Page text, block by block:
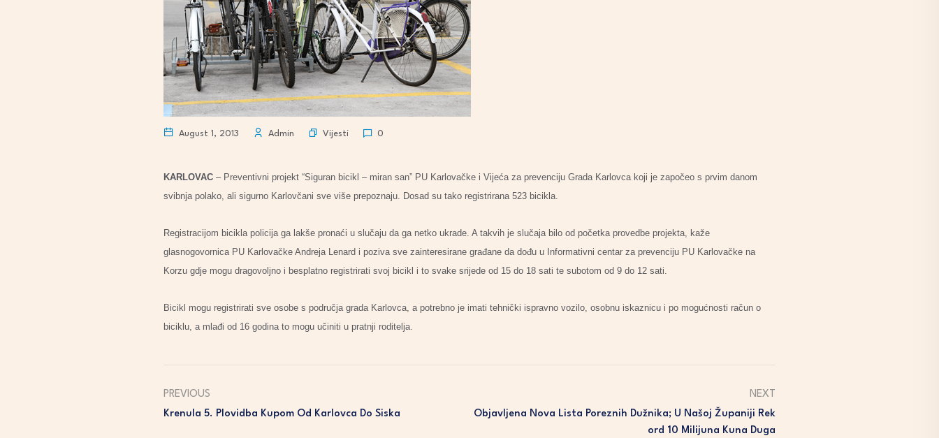
August 1, 2013 Admin Vijesti 0
KARLOVAC – Preventivni projekt “Siguran bicikl – miran san” PU Karlovačke i Vijeća za prevenciju Grada Karlovca koji je započeo s prvim danom
svibnja polako, ali sigurno Karlovčani sve više prepoznaju. Dosad su tako registrirana 523 bicikla.
Registracijom bicikla policija ga lakše pronaći u slučaju da ga netko ukrade. A takvih je slučaja bilo od početka provedbe projekta, kaže
glasnogovornica PU Karlovačke Andreja Lenard i poziva sve zainteresirane građane da dođu u Informativni centar za prevenciju PU Karlovačke na
Korzu gdje mogu dragovoljno i besplatno registrirati svoj bicikl i to svake srijede od 15 do 18 sati te subotom od 9 do 12 sati.
Bicikl mogu registrirati sve osobe s područja grada Karlovca, a potrebno je imati tehnički ispravno vozilo, osobnu iskaznicu i po mogućnosti račun o
biciklu, a mlađi od 16 godina to mogu učiniti u pratnji roditelja.
PREVIOUS
Krenula 5. Plovidba Kupom Od Karlovca Do Siska
NEXT
Objavljena Nova Lista Poreznih Dužnika; U Našoj Županiji Rek
Ord 10 Milijuna Kuna Duga